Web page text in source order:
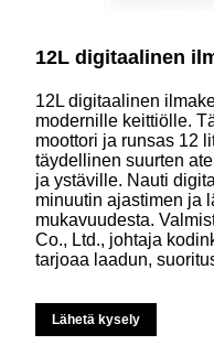
12L digitaalinen
12L digitaalinen
modernille keittiölle.
moottori ja runsas 12
täydellinen suurten
ja ystäville. Nauti
minuutin ajastimen ja
mukavuudesta.
Co., Ltd., johtaja
tarjoaa laadun,
Lähetä kysely